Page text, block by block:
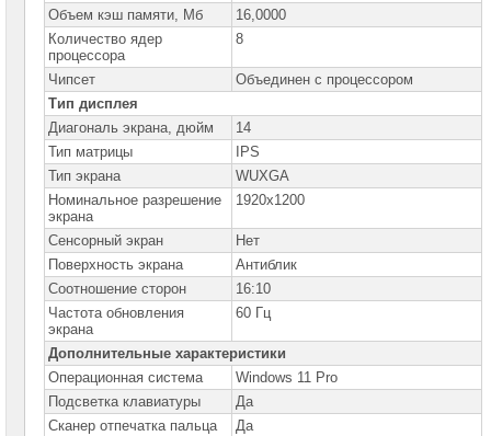
Ноутбуки
Lenovo
Планшеты
Lenovo
Ноутбуки
Lenovo
IdeaPad
Ноутбуки
Lenovo
Xiaoxin
Ноутбуки
Lenovo
Legion
Ноутбуки
Lenovo
ThinkPad
►
Ноутбуки
Lenovo
ThinkBook
Ноутбуки
Объем кэш памяти, Мб
16,0000
Количество ядер
процессора
8
Чипсет
Объединен с процессором
Тип дисплея
Диагональ экрана, дюйм
14
Тип матрицы
IPS
Тип экрана
WUXGA
Номинальное разрешение
экрана
1920x1200
Сенсорный экран
Нет
Поверхность экрана
Антиблик
Соотношение сторон
16:10
Частота обновления
экрана
60 Гц
Дополнительные характеристики
Операционная система
Windows 11 Pro
Подсветка клавиатуры
Да
Сканер отпечатка пальца
Да